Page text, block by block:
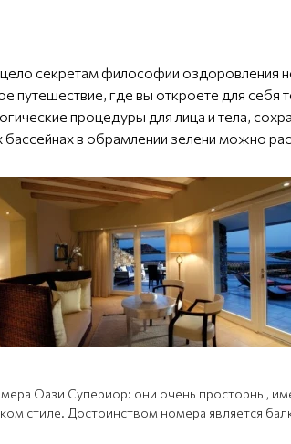
секретам философии оздоровления
путешествие, где вы откроете для
процедуры для лица и тела,
в обрамлении зелени можно
Оази Супериор: они очень просторны,
стиле. Достоинством номера является